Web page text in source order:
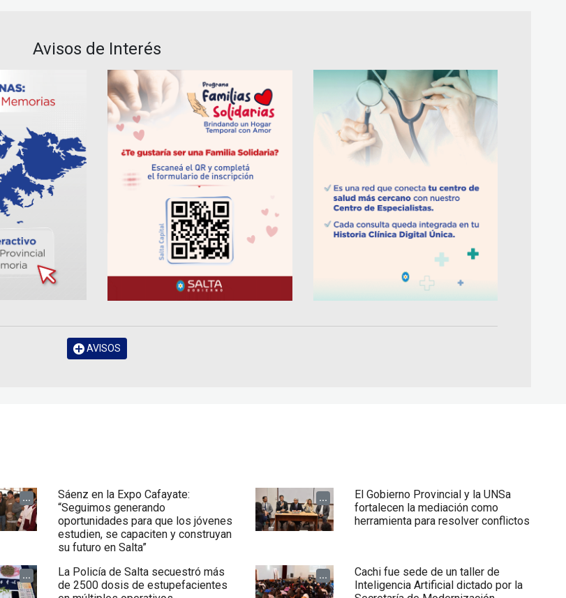
Avisos de Interés
AVISOS
...
Sáenz en la Expo Cafayate:
“Seguimos generando
oportunidades para que los jóvenes
estudien, se capaciten y construyan
su futuro en Salta”
...
El Gobierno Provincial y la UNSa
fortalecen la mediación como
herramienta para resolver conflictos
...
La Policía de Salta secuestró más
de 2500 dosis de estupefacientes
...
Cachi fue sede de un taller de
Inteligencia Artificial dictado por la